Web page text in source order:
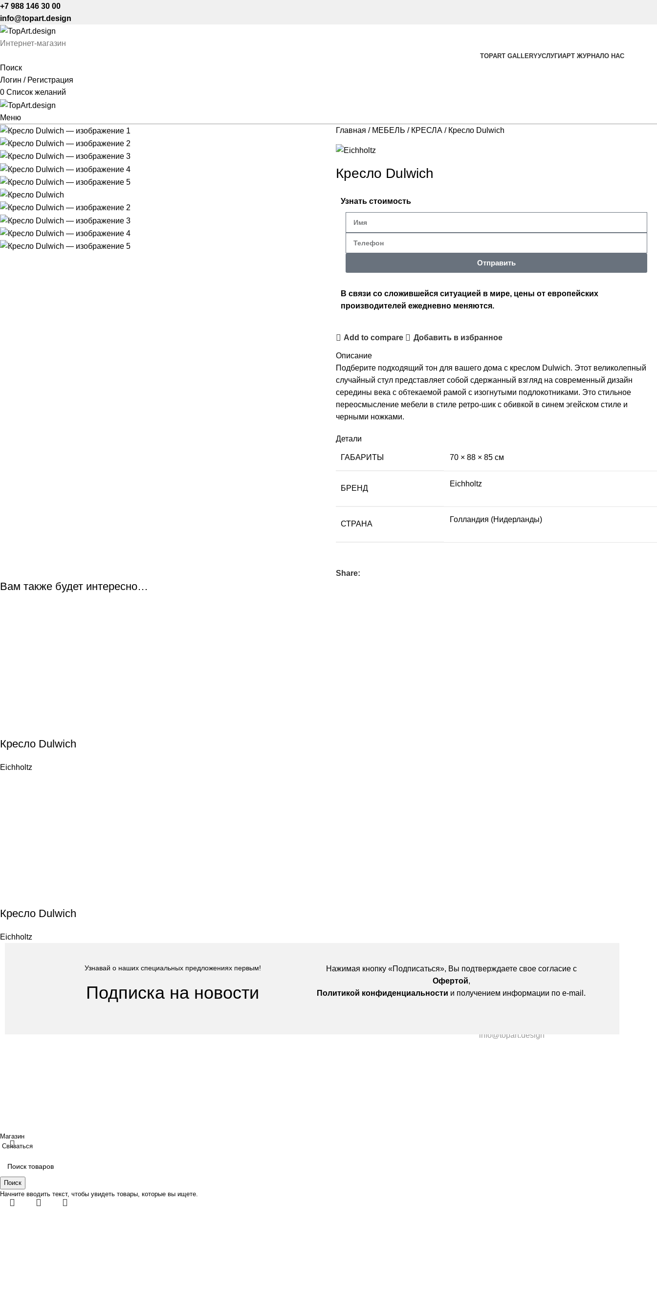
+7 988 146 30 00
info@topart.design
Интернет-магазин
TOPART GALLERYУСЛУГИАРТ ЖУРНАЛО НАС
Поиск
Логин / Регистрация
0 Список желаний
Меню
Главная
МЕБЕЛЬ КРЕСЛА Кресло Dulwich
Кресло Dulwich
Узнать стоимость
Отправить
В связи со сложившейся ситуацией в мире, цены от европейских
производителей ежедневно меняются.
Add to compare Добавить в избранное
Описание
Подберите подходящий тон для вашего дома с креслом Dulwich. Этот великолепный
случайный стул представляет собой сдержанный взгляд на современный дизайн
середины века с обтекаемой рамой с изогнутыми подлокотниками. Это стильное
переосмысление мебели в стиле ретро-шик с обивкой в ​​синем эгейском стиле и
черными ножками.
Детали
ГАБАРИТЫ 70 × 88 × 85 см
БРЕНД
Eichholtz
СТРАНА
Голландия (Нидерланды)
Share:
Вам также будет интересно…
Кресло Dulwich
Eichholtz
Кресло Dulwich
Eichholtz
Узнавай о наших специальных предложениях первым!
Подписка на новости
Нажимая кнопку «Подписаться», Вы подтверждаете свое согласие с
Офертой,
Политикой конфиденциальности и получением информации по e-mail.
info@topart.design
Поиск
Начните вводить текст, чтобы увидеть товары, которые вы ищете.
Магазин
Связаться